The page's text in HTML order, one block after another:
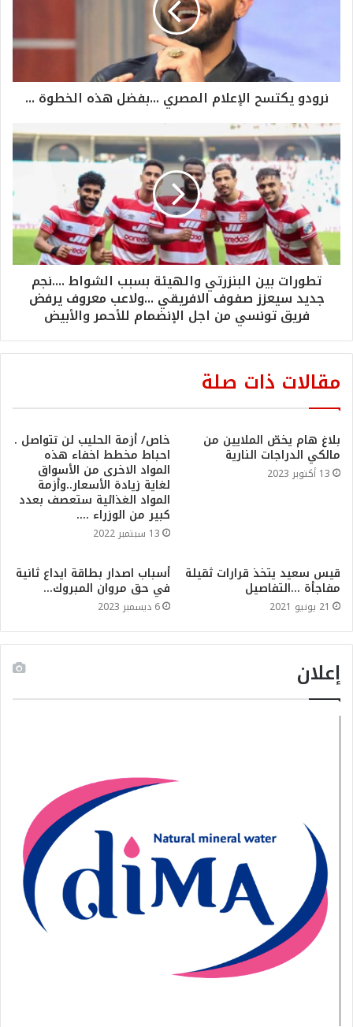
نرودو يكتسح الإعلام المصري ...بفضل هذه الخطوة ...
تطورات بين البنزرتي والهيئة بسبب الشواط ....نجم
جديد سيعزز صفوف الافريقي ...ولاعب معروف يرفض
فريق تونسي من اجل الإنضمام للأحمر والأبيض
مقالات ذات صلة
بلاغ هام يخصّ الملايين من
مالكي الدراجات النارية
13 أكتوبر 2023
خاص/ أزمة الحليب لن تتواصل .
احباط مخطط اخفاء هذه
المواد الاخرى من الأسواق
لغاية زيادة الأسعار..وأزمة
المواد الغذائية ستعصف بعدد
كبير من الوزراء ….
13 سبتمبر 2022
قيس سعيد يتخذ قرارات ثقيلة
مفاجأة …التفاصيل
21 يونيو 2021
أسباب اصدار بطاقة ايداع ثانية
في حق مروان المبروك…
6 ديسمبر 2023
إعلان